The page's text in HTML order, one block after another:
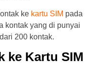
ke kartu SIM pada
kontak yang di punyai
200 kontak.
ke Kartu SIM